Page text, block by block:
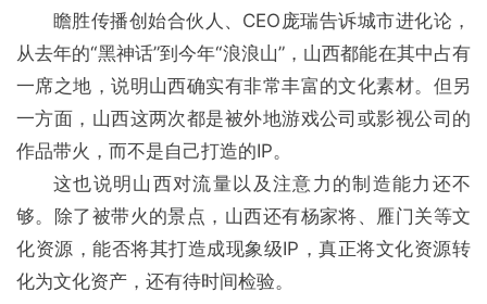
瞻胜传播创始合伙人、CEO庞瑞告诉城市进化论，
从去年的“黑神话”到今年“浪浪山”，山西都能在其中占有
一席之地，说明山西确实有非常丰富的文化素材。但另
一方面，山西这两次都是被外地游戏公司或影视公司的
作品带火，而不是自己打造的IP。
这也说明山西对流量以及注意力的制造能力还不
够。除了被带火的景点，山西还有杨家将、雁门关等文
化资源，能否将其打造成现象级IP，真正将文化资源转
化为文化资产，还有待时间检验。